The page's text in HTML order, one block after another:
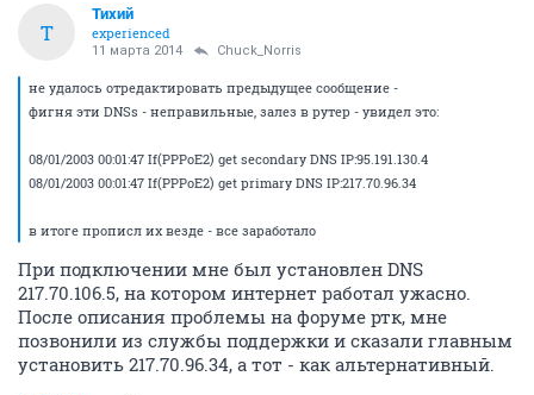
Т
Тихий
experienced
11 марта 2014 Chuck_Norris
не удалось отредактировать предыдущее сообщение -
фигня эти DNSs - неправильные, залез в рутер - увидел это:
08/01/2003 00:01:47 If(PPPoE2) get secondary DNS IP:95.191.130.4
08/01/2003 00:01:47 If(PPPoE2) get primary DNS IP:217.70.96.34
в итоге прописл их везде - все заработало
При подключении мне был установлен DNS
217.70.106.5, на котором интернет работал ужасно.
После описания проблемы на форуме ртк, мне
позвонили из службы поддержки и сказали главным
установить 217.70.96.34, а тот - как альтернативный.